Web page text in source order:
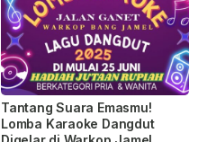
Tantang Suara Emasmu!
Lomba Karaoke Dangdut